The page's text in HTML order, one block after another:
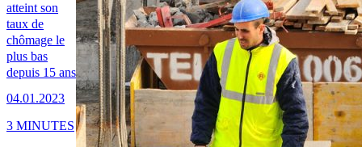
atteint son
taux de
chômage le
plus bas
depuis 15 ans
04.01.2023
3 MINUTES